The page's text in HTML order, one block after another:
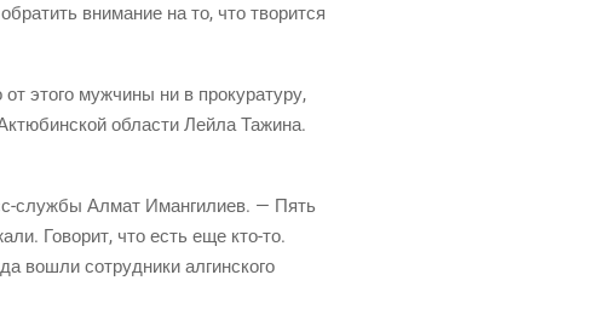
вни­ма­ние на то, что тво­рит­ся
это­го муж­чи­ны ни в про­ку­ра­ту­ру,
обла­сти Лей­ла Тажи­на.
служ­бы Алмат Иман­ги­ли­ев. — Пять
Гово­рит, что есть еще кто-то.
вошли сотруд­ни­ки алгин­ско­го